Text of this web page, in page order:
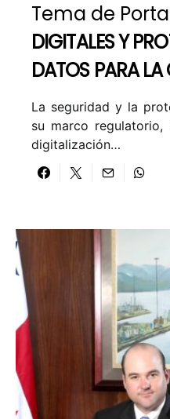
Tema de
DIGITALES Y
DATOS PARA
La seguridad y la
su marco
digitalización…